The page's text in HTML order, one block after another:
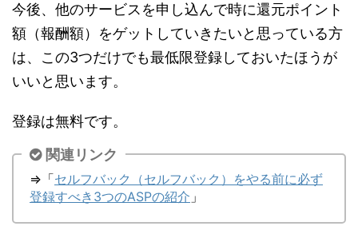
今後、他のサービスを申し込んで時に還元ポイント
額（報酬額）をゲットしていきたいと思っている方
は、この3つだけでも最低限登録しておいたほうが
いいと思います。
登録は無料です。
関連リンク
⇒「セルフバック（セルフバック）をやる前に必ず
登録すべき3つのASPの紹介 」